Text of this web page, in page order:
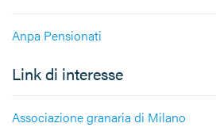
Anpa Pensionati
Link di interesse
Associazione granaria di Milano